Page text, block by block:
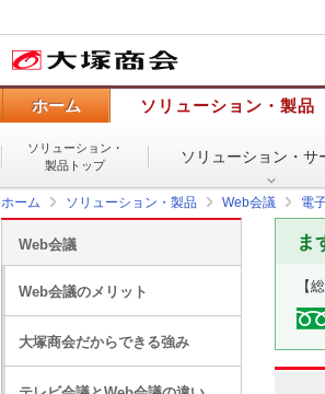
ホーム ソリューション・製品
ソリューション・
製品トップ
ソリューション・ サ
ホーム ソリューション・製品 Web会議 電
ま
【
Web会議
Web会議のメリット
大塚商会だからできる強み